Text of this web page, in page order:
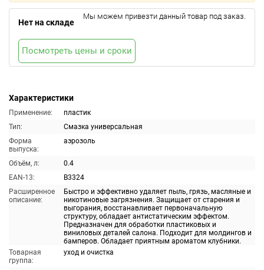
Характеристики
Применение:
пластик
Тип:
Смазка универсальная
Форма
выпуска:
аэрозоль
Объём, л:
0.4
EAN-13:
B3324
Расширенное
описание:
Быстро и эффективно удаляет пыль, грязь, масляные и
никотиновые загрязнения. Защищает от старения и
выгорания, восстанавливает первоначальную
структуру, обладает антистатическим эффектом.
Предназначен для обработки пластиковых и
виниловых деталей салона. Подходит для молдингов и
бамперов. Обладает приятным ароматом клубники.
Товарная
группа:
уход и очистка
Нет на складе
Мы можем привезти данный товар под заказ.
Посмотреть цены и сроки